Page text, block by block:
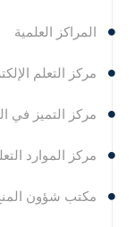
المراكز العلمية
مركز التعلم
مركز التميز في
مركز الموارد
مكتب شؤون